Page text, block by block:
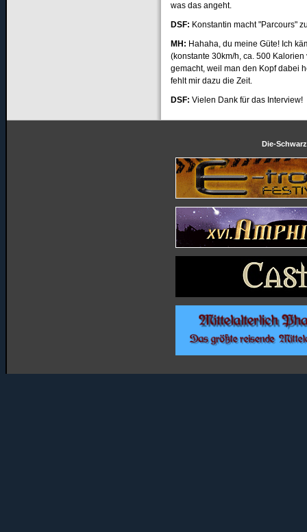
was das angeht.
DSF: Konstantin macht "Parcours"
MH: Hahaha, du meine Güte! Ich
(konstante 30km/h, ca. 500
gemacht, weil man den Kopf dabei
fehlt mir dazu die Zeit.
DSF: Vielen Dank für das Interview!
Die-